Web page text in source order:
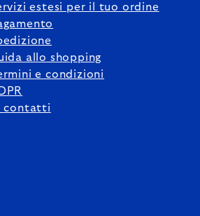
estesi per il tuo ordine
allo shopping
e condizioni
contatti